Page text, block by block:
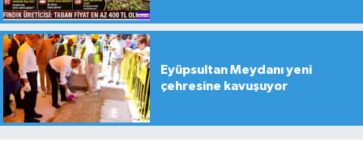
Eyüpsultan Meydanı yeni
çehresine kavuşuyor